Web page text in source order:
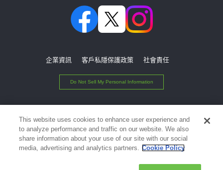
企業資訊 客戶私隱保護政策 社會責任
Do Not Sell My Personal Information
This website uses cookies to enhance user experience and
to analyze performance and traffic on our website. We also
share information about your use of our site with our social
media, advertising and analytics partners. Cookie Policy